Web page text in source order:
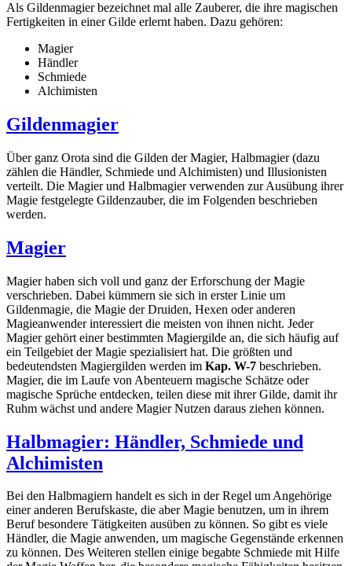
Als Gildenmagier bezeichnet mal alle Zauberer, die ihre magischen
Fertigkeiten in einer Gilde erlernt haben. Dazu gehören:
Magier
Händler
Schmiede
Alchimisten
Gildenmagier
Über ganz Orota sind die Gilden der Magier, Halbmagier (dazu
zählen die Händler, Schmiede und Alchimisten) und Illusionisten
verteilt. Die Magier und Halbmagier verwenden zur Ausübung ihrer
Magie festgelegte Gildenzauber, die im Folgenden beschrieben
werden.
Magier
Magier haben sich voll und ganz der Erforschung der Magie
verschrieben. Dabei kümmern sie sich in erster Linie um
Gildenmagie, die Magie der Druiden, Hexen oder anderen
Magieanwender interessiert die meisten von ihnen nicht. Jeder
Magier gehört einer bestimmten Magiergilde an, die sich häufig auf
ein Teilgebiet der Magie spezialisiert hat. Die größten und
bedeutendsten Magiergilden werden im Kap. W-7 beschrieben.
Magier, die im Laufe von Abenteuern magische Schätze oder
magische Sprüche entdecken, teilen diese mit ihrer Gilde, damit ihr
Ruhm wächst und andere Magier Nutzen daraus ziehen können.
Halbmagier: Händler, Schmiede und
Alchimisten
Bei den Halbmagiern handelt es sich in der Regel um Angehörige
einer anderen Berufskaste, die aber Magie benutzen, um in ihrem
Beruf besondere Tätigkeiten ausüben zu können. So gibt es viele
Händler, die Magie anwenden, um magische Gegenstände erkennen
zu können. Des Weiteren stellen einige begabte Schmiede mit Hilfe